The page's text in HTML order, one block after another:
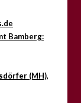
Bamberg:
(MH),